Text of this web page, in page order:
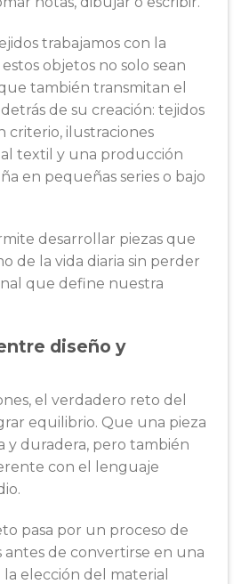
trabajamos con la
objetos no solo sean
también transmitan el
de su creación: tejidos
criterio, ilustraciones
al textil y una producción
en pequeñas series o bajo
desarrollar piezas que
de la vida diaria sin perder
que define nuestra
diseño y
el verdadero reto del
equilibrio. Que una pieza
y duradera, pero también
con el lenguaje
pasa por un proceso de
antes de convertirse en una
la elección del material